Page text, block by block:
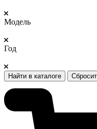
Модель
Год
Найти в каталоге